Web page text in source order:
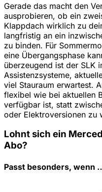
Gerade das macht den
ausprobieren, ob ein
Klappdach wirklich zu
langfristig an ein
zu binden. Für
eine Übergangsphase
überzeugend ist der SLK
Assistenzsysteme,
viel Stauraum erwartest.
flexibel wie bei aktuellen
verfügbar ist, statt
oder Elektroversionen zu
Lohnt sich ein
Abo?
Passt besonders, wenn